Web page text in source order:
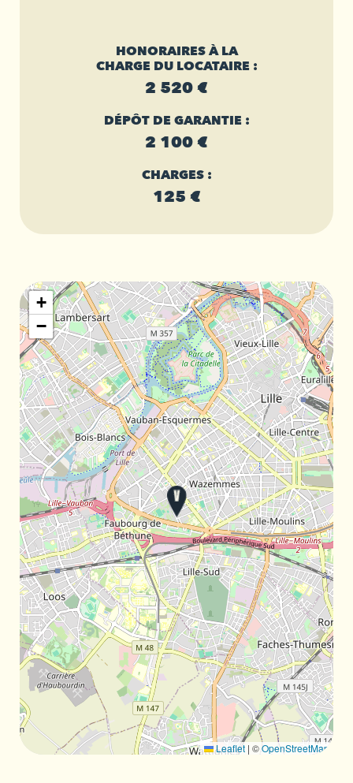
HONORAIRES À LA
CHARGE DU LOCATAIRE :
2 520 €
DÉPÔT DE GARANTIE :
2 100 €
CHARGES :
125 €
+
−
Leaflet | ©OpenStreetMap